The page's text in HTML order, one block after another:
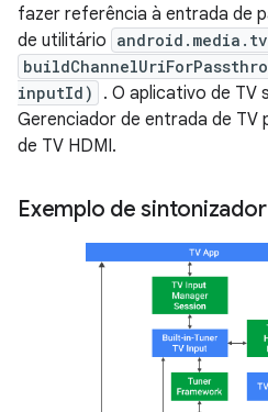
fazer referência à entrada de
de utilitário
inputId)
. O aplicativo de TV
Gerenciador de entrada de TV
de TV HDMI.
Exemplo de